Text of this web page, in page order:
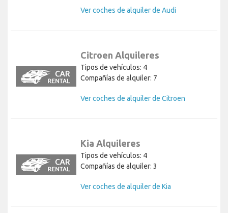
Ver coches de alquiler de Audi
Citroen Alquileres
Tipos de vehículos: 4
Compañías de alquiler: 7
Ver coches de alquiler de Citroen
Kia Alquileres
Tipos de vehículos: 4
Compañías de alquiler: 3
Ver coches de alquiler de Kia